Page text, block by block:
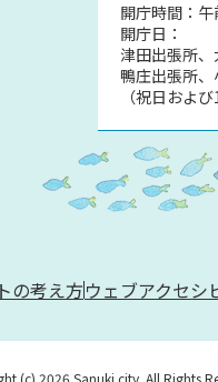
開庁時間：
開庁日：
津田出張所
鴨庄出張所
（祝日およ
の考え方ウェブアクセシ
(c) 2026 Sanuki city. All Rights